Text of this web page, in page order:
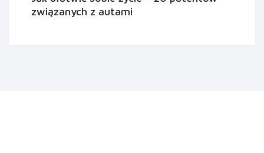
związanych z autami